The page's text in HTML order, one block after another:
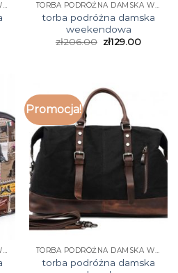
TORBA PODRÓŻNA DAMSKA WEEKENDOWA TORBA PODRÓŻNA DAMSKA WEEKENDOWA
torba podróżna damska
weekendowa
zł206.00 zł129.00
TORBA PODRÓŻNA DAMSKA WEEKENDOWA
Promocja!
TORBA PODRÓŻNA DAMSKA WEEKENDOWA
torba podróżna damska